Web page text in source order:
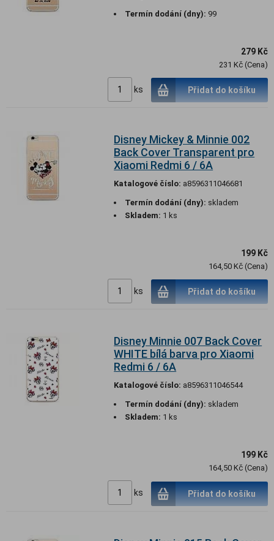
Termín dodání (dny): 99
279 Kč
231 Kč (Cena)
ks Přidat do košíku
Disney Mickey & Minnie 002
Back Cover Transparent pro
Xiaomi Redmi 6 / 6A
Katalogové číslo: a8596311046681
Termín dodání (dny): skladem
Skladem: 1 ks
199 Kč
164,50 Kč (Cena)
ks Přidat do košíku
Disney Minnie 007 Back Cover
WHITE bílá barva pro Xiaomi
Redmi 6 / 6A
Katalogové číslo: a8596311046544
Termín dodání (dny): skladem
Skladem: 1 ks
199 Kč
164,50 Kč (Cena)
ks Přidat do košíku